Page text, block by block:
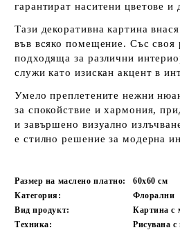
гарантират наситени цветове и
Тази декоративна картина
във всяко помещение. Със своя
подходяща за различни
служи като изискан акцент в
Умело преплетените нежни
за спокойствие и хармония,
и завършено визуално
е стилно решение за модерна
Размер на маслено платно: 60x60см
Категория:
Флорални
Вид продукт:
Картина с
Техника:
Рисувана